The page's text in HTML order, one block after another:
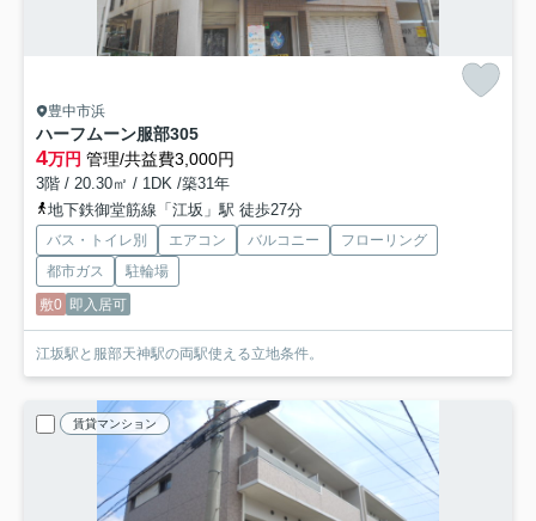
豊中市浜
ハーフムーン服部305
4万円 管理/共益費3,000円
3階 / 20.30㎡ / 1DK /築31年
地下鉄御堂筋線「江坂」駅 徒歩27分
バス・トイレ別 エアコン バルコニー
フローリング
都市ガス
駐輪場
敷0 即入居可
江坂駅と服部天神駅の両駅使える立地条件。
賃貸マンション